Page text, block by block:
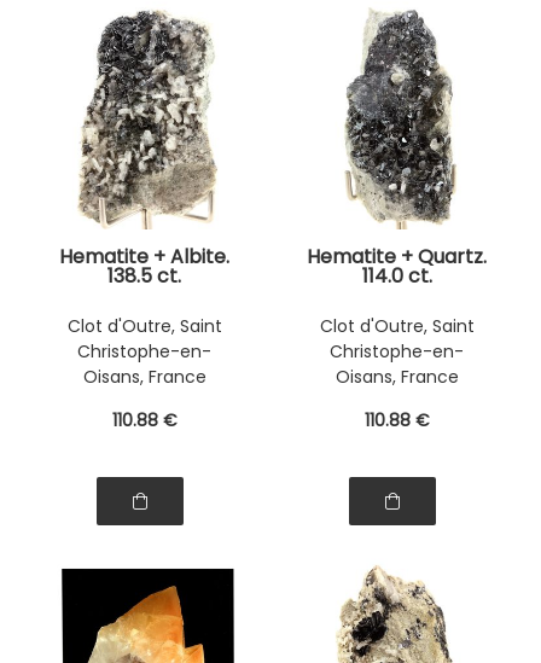
Hematite + Albite.
138.5 ct.
Clot d'Outre, Saint
Christophe-en-
Oisans, France
110.88 €
Hematite + Quartz.
114.0 ct.
Clot d'Outre, Saint
Christophe-en-
Oisans, France
110.88 €